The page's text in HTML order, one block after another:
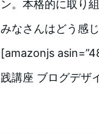
ン。本格的に取り
みなさんはどう感
[amazonjs
践講座 ブログデザ